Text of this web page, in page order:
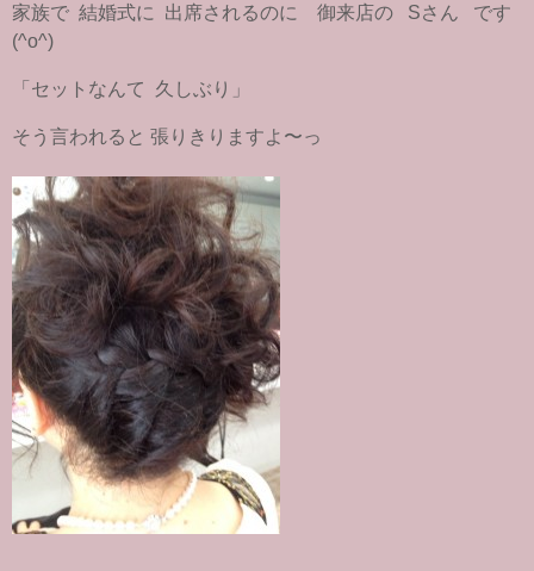
家族で 結婚式に 出席されるのに 御来店の Sさん です
(^o^)
「セットなんて 久しぶり」
そう言われると 張りきりますよ〜っ